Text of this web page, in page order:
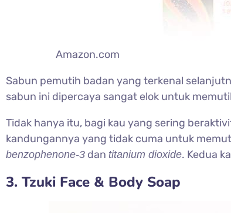
Amazon.com
Sabun pemutih badan yang terkenal
sabun ini dipercaya sangat elok untuk
Tidak hanya itu, bagi kau yang sering
kandungannya yang tidak cuma untuk
benzophenone-3 dan titanium dioxide. Kedua
3. Tzuki Face & Body Soap